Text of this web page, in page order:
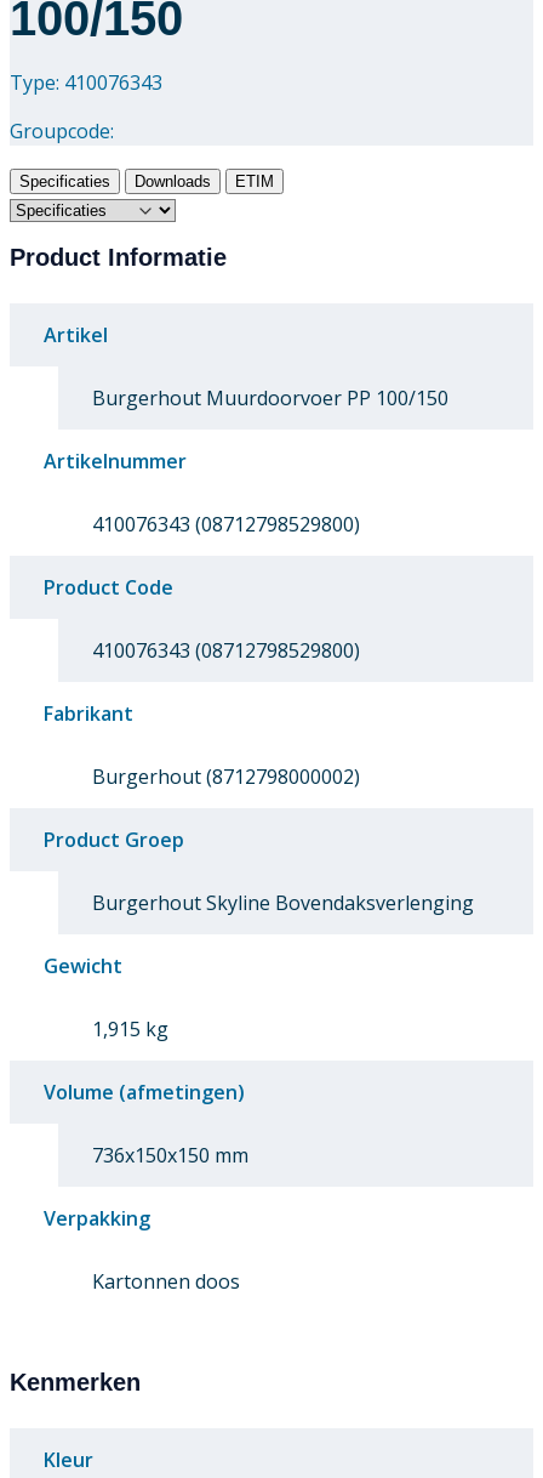
100/150
Type: 410076343
Groupcode:
Specificaties Downloads ETIM
Product Informatie
Artikel
Burgerhout Muurdoorvoer PP 100/150
Artikelnummer
410076343 (08712798529800)
Product Code
410076343 (08712798529800)
Fabrikant
Burgerhout (8712798000002)
Product Groep
Burgerhout Skyline Bovendaksverlenging
Gewicht
1,915 kg
Volume (afmetingen)
736x150x150 mm
Verpakking
Kartonnen doos
Kenmerken
Kleur